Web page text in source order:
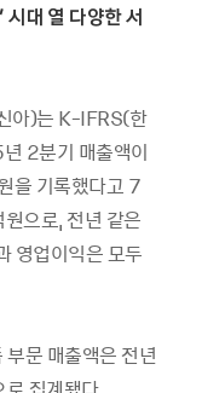
시대 열 다양한서
)는 K-IFRS(한
2분기 매출액이
을 기록했다고 7
으로, 전년 같은
영업이익은 모두
문 매출액은 전년